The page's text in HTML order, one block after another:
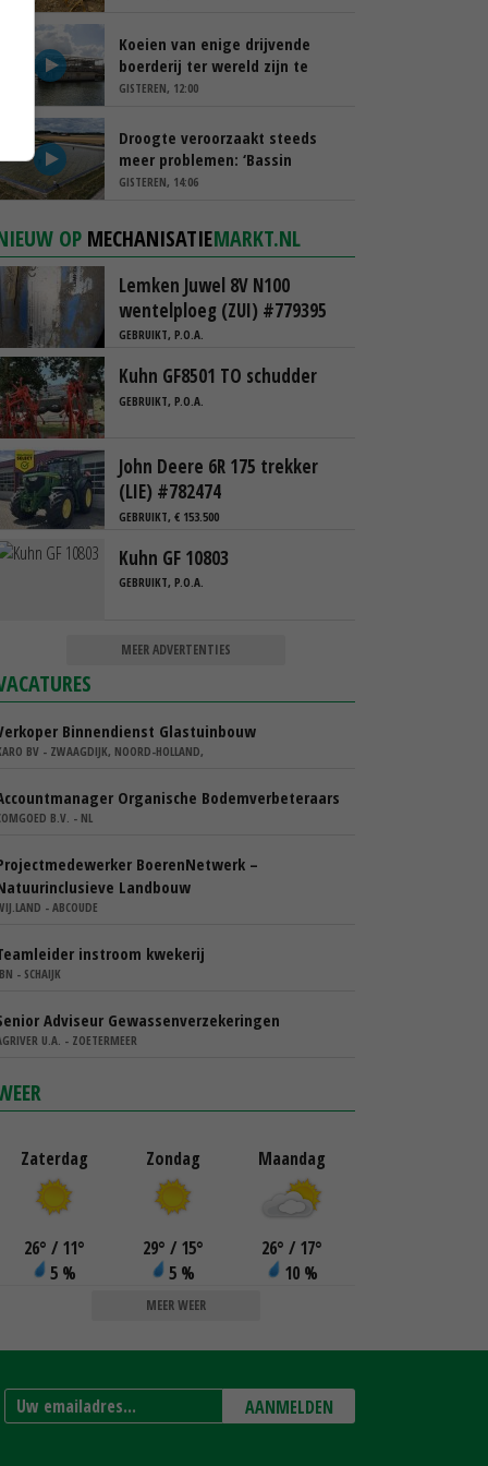
Koeien van enige drijvende
boerderij ter wereld zijn te
koop
GISTEREN, 12:00
Droogte veroorzaakt steeds
meer problemen: ‘Bassin
afgelopen week al leeg’
GISTEREN, 14:06
OP MECHANISATIEMARKT.NL
Lemken Juwel 8V N100
wentelploeg (ZUI) #779395
GEBRUIKT, P.O.A.
Kuhn GF8501 TO schudder
GEBRUIKT, P.O.A.
John Deere 6R 175 trekker
(LIE) #782474
GEBRUIKT, € 153.500
Kuhn GF 10803
GEBRUIKT, P.O.A.
MEER ADVERTENTIES
Binnendienst Glastuinbouw
BV - ZWAAGDIJK, NOORD-HOLLAND,
Organische Bodemverbeteraars
B.V. - NL
BoerenNetwerk –
Landbouw
- ABCOUDE
instroom kwekerij
- SCHAIJK
Adviseur Gewassenverzekeringen
U.A. - ZOETERMEER
Zaterdag
26° / 11°
5 %
Zondag
29° / 15°
5 %
Maandag
26° / 17°
10 %
MEER WEER
AANMELDEN